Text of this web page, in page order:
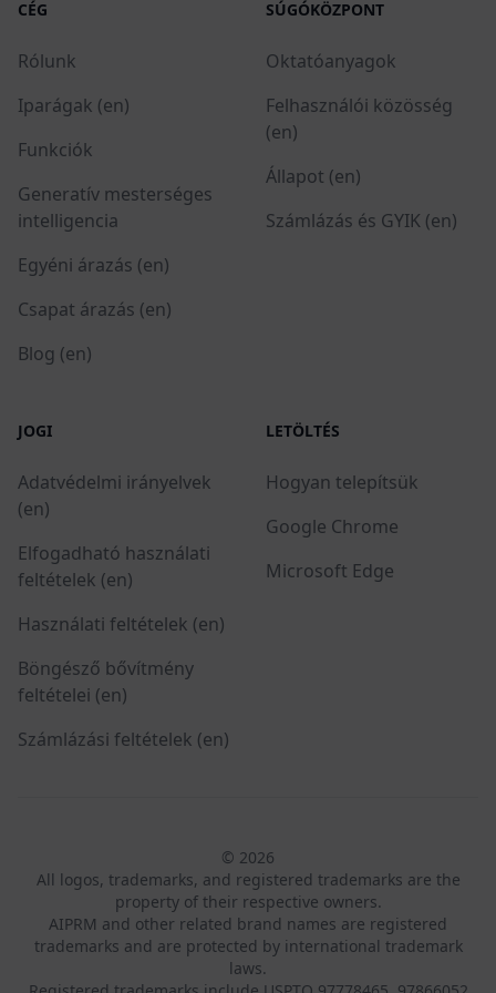
CÉG
Rólunk
Iparágak (en)
Funkciók
Generatív mesterséges
intelligencia
Egyéni árazás (en)
Csapat árazás (en)
Blog (en)
SÚGÓKÖZPONT
Oktatóanyagok
Felhasználói közösség
(en)
Állapot (en)
Számlázás és GYIK (en)
JOGI
Adatvédelmi irányelvek
(en)
Elfogadható használati
feltételek (en)
Használati feltételek (en)
Böngésző bővítmény
feltételei (en)
Számlázási feltételek (en)
LETÖLTÉS
Hogyan telepítsük
Google Chrome
Microsoft Edge
© 2026
All logos, trademarks, and registered trademarks are the
property of their respective owners.
AIPRM and other related brand names are registered
trademarks and are protected by international trademark
laws.